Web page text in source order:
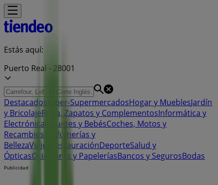
Estás aquí:
Puerto Real - 28001
Destacados Hiper-SupermercadosHogar y MueblesJardín
y BricolajeRopa, Zapatos y ComplementosInformática y
Electrónica Juguetes y BebésCoches, Motos y
Recambios Perfumerías y
BellezaViajes RestauraciónDeporteSalud y
ÓpticasOcio Libros y PapeleríasBancos y SegurosBodas
Publicidad